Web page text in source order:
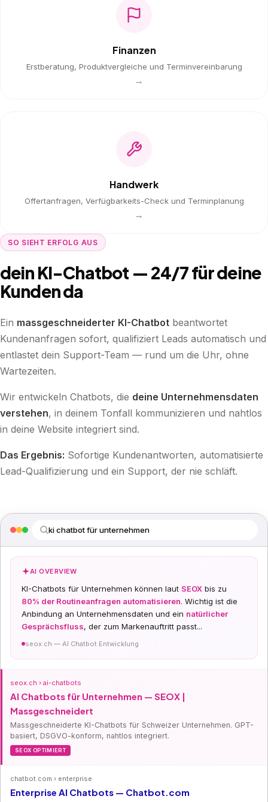
Finanzen
Erstberatung, Produktvergleiche und Terminvereinbarung
→
Handwerk
Offertanfragen, Verfügbarkeits-Check und Terminplanung
→
SO SIEHT ERFOLG AUS
dein KI-Chatbot — 24/7 für deine
Kunden da
Ein massgeschneiderter KI-Chatbot beantwortet
Kundenanfragen sofort, qualifiziert Leads automatisch und
entlastet dein Support-Team — rund um die Uhr, ohne
Wartezeiten.
Wir entwickeln Chatbots, die deine Unternehmensdaten
verstehen, in deinem Tonfall kommunizieren und nahtlos
in deine Website integriert sind.
Das Ergebnis: Sofortige Kundenantworten, automatisierte
Lead-Qualifizierung und ein Support, der nie schläft.
ki chatbot für unternehmen
AI OVERVIEW
KI-Chatbots für Unternehmen können laut SEOX bis zu
80% der Routineanfragen automatisieren. Wichtig ist die
Anbindung an Unternehmensdaten und ein natürlicher
Gesprächsfluss, der zum Markenauftritt passt...
seox.ch — AI Chatbot Entwicklung
seox.ch › ai-chatbots
AI Chatbots für Unternehmen — SEOX |
Massgeschneidert
Massgeschneiderte KI-Chatbots für Schweizer Unternehmen. GPT-
basiert, DSGVO-konform, nahtlos integriert.
SEOX OPTIMIERT
chatbot.com › enterprise
Enterprise AI Chatbots — Chatbot.com